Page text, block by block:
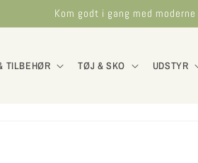
Kom godt i gang med
TILBEHØR TØJ & SKO UDSTYR